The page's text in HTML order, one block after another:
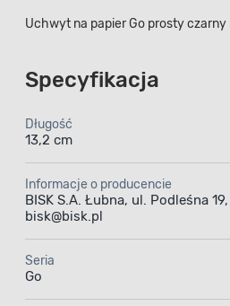
Uchwyt na papier Go prosty czarny
Specyfikacja
Długość
13,2 cm
Informacje o producencie
BISK S.A. Łubna, ul. Podleśna
bisk@bisk.pl
Seria
Go